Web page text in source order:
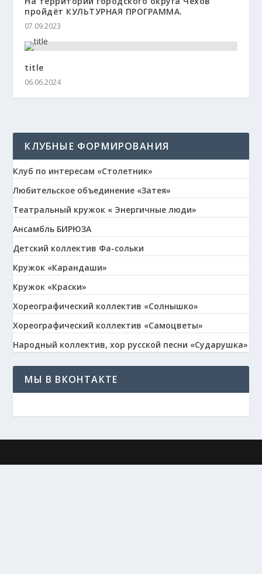
пройдёт КУЛЬТУРНАЯ ПРОГРАММА.
07.09.2023
title
06.06.2024
КЛУБНЫЕ ФОРМИРОВАНИЯ
Клуб по интересам «Столетник»
Любительское объединение «Затея»
Театральный кружок « Энергичные люди»
Ансамбль БИРЮЗА
Детский коллектив Фа-сольки
Кружок «Карандаши»
Кружок «Краски»
Хореографический коллектив «Солнышко»
Хореографический коллектив «Самоцветы»
Народный коллектив, хор русской песни «Сударушка»
МЫ В ВКОНТАКТЕ